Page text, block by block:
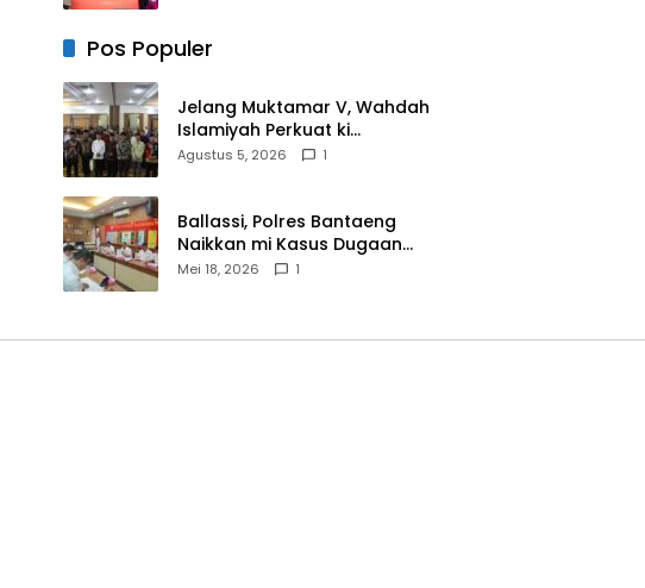
Pos Populer
Jelang Muktamar V, Wahdah
Islamiyah Perkuat ki
Wasathiyah dan Kebangsaan
Agustus 5, 2026 1
Ballassi, Polres Bantaeng
Naikkan mi Kasus Dugaan
Korupsi PDAM ke Penyidikan
Mei 18, 2026 1